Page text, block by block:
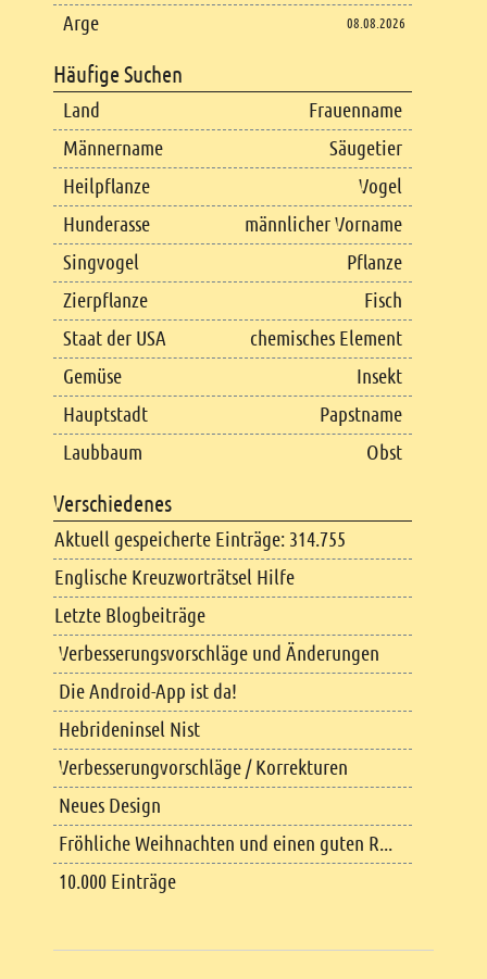
Copyright
Arge 08.08.2026
Häufige Suchen
Land
Frauenname
Männername
Säugetier
Heilpflanze
Vogel
Hunderasse
männlicher Vorname
Singvogel
Pflanze
Zierpflanze
Fisch
Staat der USA
chemisches Element
Gemüse
Insekt
Hauptstadt
Papstname
Laubbaum
Obst
Verschiedenes
Aktuell gespeicherte Einträge: 314.755
Englische Kreuzworträtsel Hilfe
Letzte Blogbeiträge
Verbesserungsvorschläge und Änderungen
Die Android-App ist da!
Hebrideninsel Nist
Verbesserungvorschläge / Korrekturen
Neues Design
Fröhliche Weihnachten und einen guten R...
10.000 Einträge